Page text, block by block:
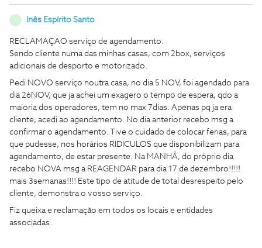
Inês Espírito Santo
RECLAMAÇAO serviço de agendamento.
Sendo cliente numa das minhas casas, com 2box, serviços
adicionais de desporto e motorizado.
Pedi NOVO serviço noutra casa, no dia 5 NOV, foi agendado para
dia 26NOV, que ja achei um exagero o tempo de espera, qdo a
maioria dos operadores, tem no max 7dias. Apenas pq ja era
cliente, acedi ao agendamento. No dia anterior recebo msg a
confirmar o agendamento. Tive o cuidado de colocar ferias, para
que pudesse, nos horários RIDICULOS que disponibilizam para
agendamento, de estar presente. Na MANHÂ, do próprio dia
recebo NOVA msg a REAGENDAR para dia 17 de dezembro!!!!!
mais 3semanas!!!! Este tipo de atitude de total desrespeito pelo
cliente, demonstra o vosso serviço.
Fiz queixa e reclamação em todos os locais e entidades
associadas.